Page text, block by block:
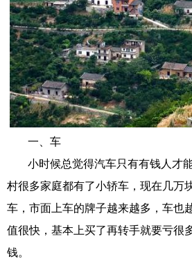
一、 车
小时候总觉得汽车只有有钱人才
村很多家庭都有了小轿车，现在几万
车，市面上车的牌子越来越多，车也
值很快，基本上买了再转手就要亏很
钱。